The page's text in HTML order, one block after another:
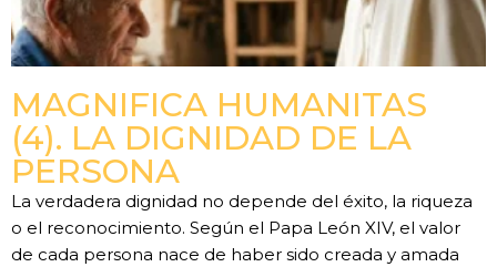
MAGNIFICA HUMANITAS
(4). LA DIGNIDAD DE LA
PERSONA
La verdadera dignidad no depende del éxito, la riqueza
o el reconocimiento. Según el Papa León XIV, el valor
de cada persona nace de haber sido creada y amada